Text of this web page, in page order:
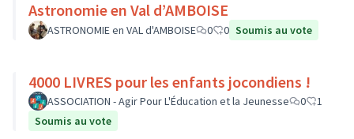
Astronomie en Val d’AMBOISE
ASTRONOMIE en VAL d'AMBOISE 0 0 Soumis au vote
4000 LIVRES pour les enfants jocondiens !
ASSOCIATION - Agir Pour L'Éducation et la Jeunesse 0
1
Soumis au vote